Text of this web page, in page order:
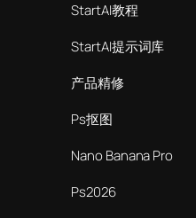
StartAI教程
StartAI提示词库
产品精修
Ps抠图
Nano Banana Pro
Ps2026